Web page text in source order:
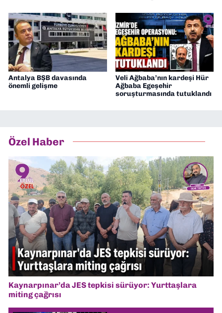
Antalya BŞB davasında
önemli gelişme
Veli Ağbaba’nın kardeşi Hür
Ağbaba Egeşehir
soruşturmasında tutuklandı
Özel Haber
Kaynarpınar’da JES tepkisi sürüyor: Yurttaşlara
miting çağrısı